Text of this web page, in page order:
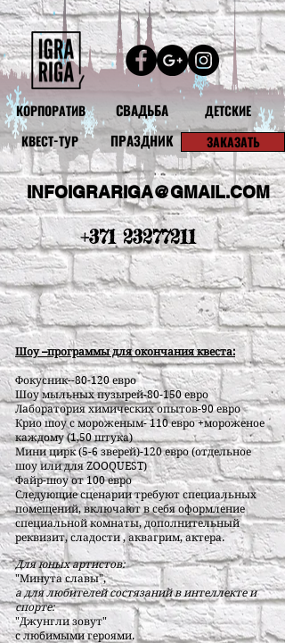
INFOIGRARIGA@GMAIL.COM
КОРПОРАТИВ ДЕТСКИЕ
СВАДЬБА
ПРАЗДНИК
КВЕСТ-ТУР ЗАКАЗАТЬ
+371 23277211
Шоу –программы для окончания квеста:
Фокусник--80-120 евро
Шоу мыльных пузырей-80-150 евро
Лаборатория химических опытов-90 евро
Крио шоу с мороженым- 110 евро +мороженое
каждому (1,50 штука)
Мини цирк (5-6 зверей)-120 евро (отдельное
шоу или для ZOOQUEST)
Файр-шоу от 100 евро
Следующие сценарии требуют специальных
помещений, включают в себя оформление
специальной комнаты, дополнительный
реквизит, сладости , аквагрим, актера.
Для юных артистов:
"Минута славы",
а для любителей состязаний в интеллекте и
спорте:
"Джунгли зовут"
с любимыми героями.